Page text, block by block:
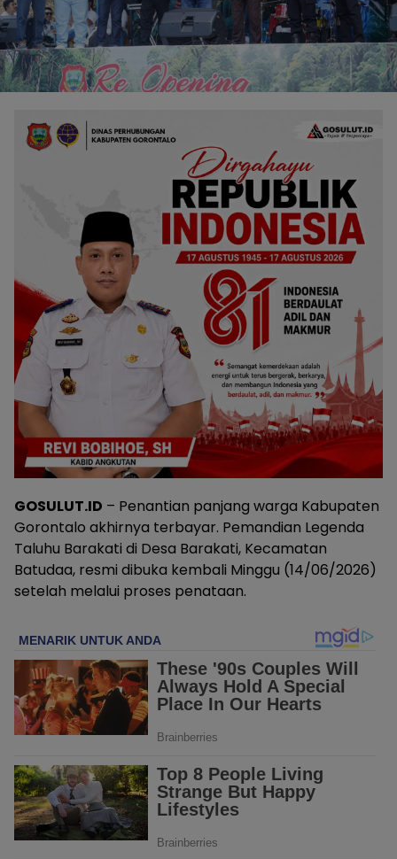
GOSULUT.ID – Penantian panjang warga Kabupaten
Gorontalo akhirnya terbayar. Pemandian Legenda
Taluhu Barakati di Desa Barakati, Kecamatan
Batudaa, resmi dibuka kembali Minggu (14/06/2026)
setelah melalui proses penataan.